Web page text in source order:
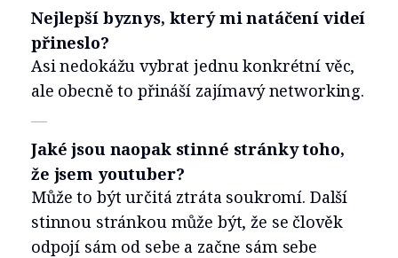
Nejlepší byznys, který mi natáčení videí
přineslo?
Asi nedokážu vybrat jednu konkrétní věc,
ale obecně to přináší zajímavý networking.
—
Jaké jsou naopak stinné stránky toho,
že jsem youtuber?
Může to být určitá ztráta soukromí. Další
stinnou stránkou může být, že se člověk
odpojí sám od sebe a začne sám sebe